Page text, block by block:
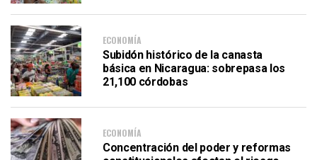
ECONOMÍA
Subidón histórico de la canasta
básica en Nicaragua: sobrepasa los
21,100 córdobas
ECONOMÍA
Concentración del poder y reformas